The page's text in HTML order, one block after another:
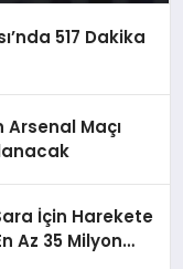
517 Dakika
Maçı
İçin Harekete
Az 35 Milyon